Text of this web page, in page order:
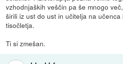
vzhodnjaških veščin pa še mnogo
širili iz ust do ust in učitelja na
tisočletja.
Ti si zmešan.